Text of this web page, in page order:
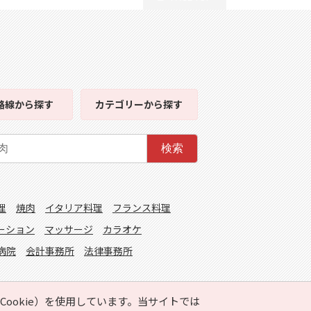
）を使用しています。当サイトでは
線から探す カテゴリーから探す
検索
焼肉 イタリア料理
フランス料理
ション マッサージ
カラオケ
院 会計事務所 法律事務所